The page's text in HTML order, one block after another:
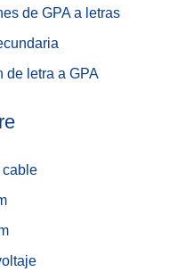
de GPA a letras
de letra a GPA
cable